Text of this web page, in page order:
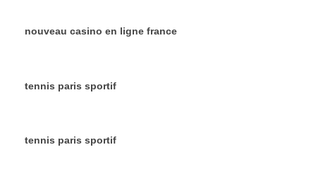
nouveau casino en ligne france
tennis paris sportif
tennis paris sportif